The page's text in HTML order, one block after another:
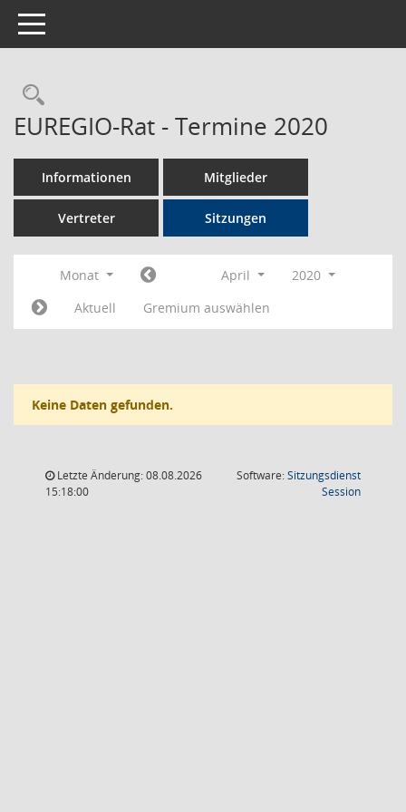
Toggle navigation
Rechercheauswahl
EUREGIO-Rat - Termine 2020
Informationen Mitglieder
Vertreter Sitzungen
Monat April
2020
Aktuell
Gremium auswählen
Keine Daten gefunden.
Letzte Änderung: 08.08.2026
15:18:00
Software:Sitzungsdienst
Session(Wird in